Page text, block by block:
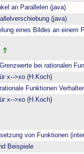
an Parallelen (java)
(java)
eines Bildes an einem
bei rationalen
x-->xo (H.Koch)
Funktionen
x-->xo (H.Koch)
von Funktionen
Beispiele